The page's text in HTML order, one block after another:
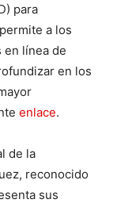
para
a los
en línea de
en los
enlace.
de la
reconocido
sus